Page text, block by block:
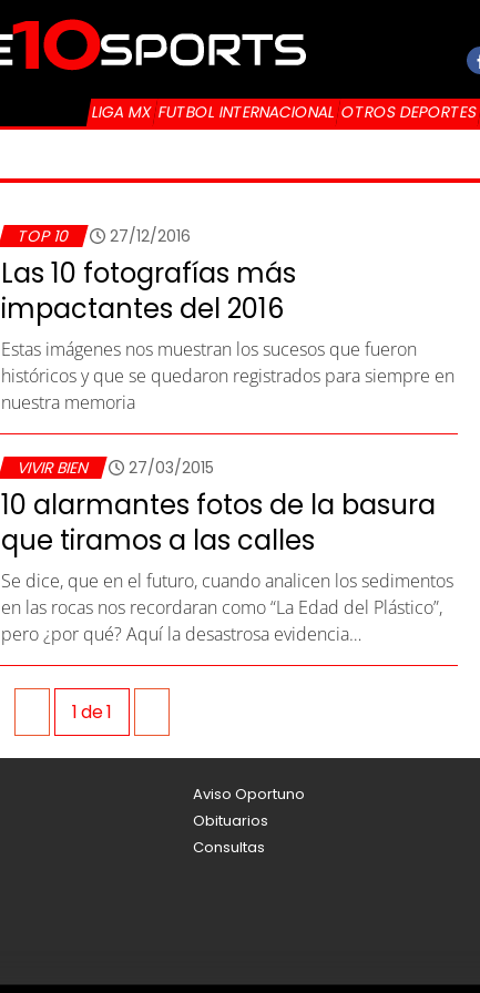
LIGA MX FUTBOL INTERNACIONAL OTROS DEPORTES
TOP 10 27/12/2016
Las 10 fotografías más
impactantes del 2016
Estas imágenes nos muestran los sucesos que fueron
históricos y que se quedaron registrados para siempre en
nuestra memoria
VIVIR BIEN 27/03/2015
10 alarmantes fotos de la basura
que tiramos a las calles
Se dice, que en el futuro, cuando analicen los sedimentos
en las rocas nos recordaran como “La Edad del Plástico”,
pero ¿por qué? Aquí la desastrosa evidencia…
1de1
Aviso Oportuno
Obituarios
Consultas